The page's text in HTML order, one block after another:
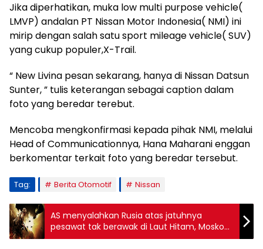
Jika diperhatikan, muka low multi purpose vehicle(
LMVP) andalan PT Nissan Motor Indonesia( NMI) ini
mirip dengan salah satu sport mileage vehicle( SUV)
yang cukup populer,X-Trail.
“ New Livina pesan sekarang, hanya di Nissan Datsun
Sunter, ” tulis keterangan sebagai caption dalam
foto yang beredar terebut.
Mencoba mengkonfirmasi kepada pihak NMI, melalui
Head of Communicationnya, Hana Maharani enggan
berkomentar terkait foto yang beredar tersebut.
Tag: Berita Otomotif Nissan
AS menyalahkan Rusia atas jatuhnya
pesawat tak berawak di Laut Hitam, Moskow
menyangkal